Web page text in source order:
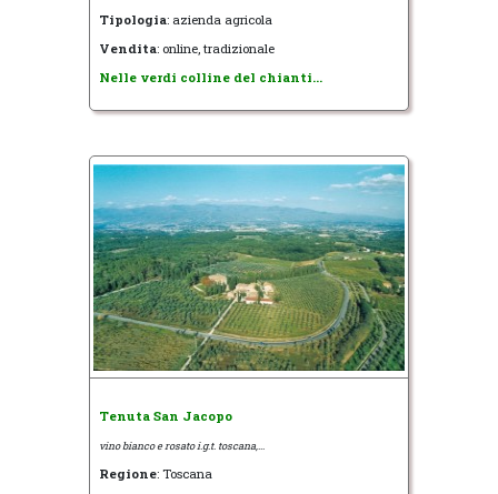
Tipologia: azienda agricola
Vendita: online, tradizionale
Nelle verdi colline del chianti...
Tenuta San Jacopo
vino bianco e rosato i.g.t. toscana,...
Regione: Toscana